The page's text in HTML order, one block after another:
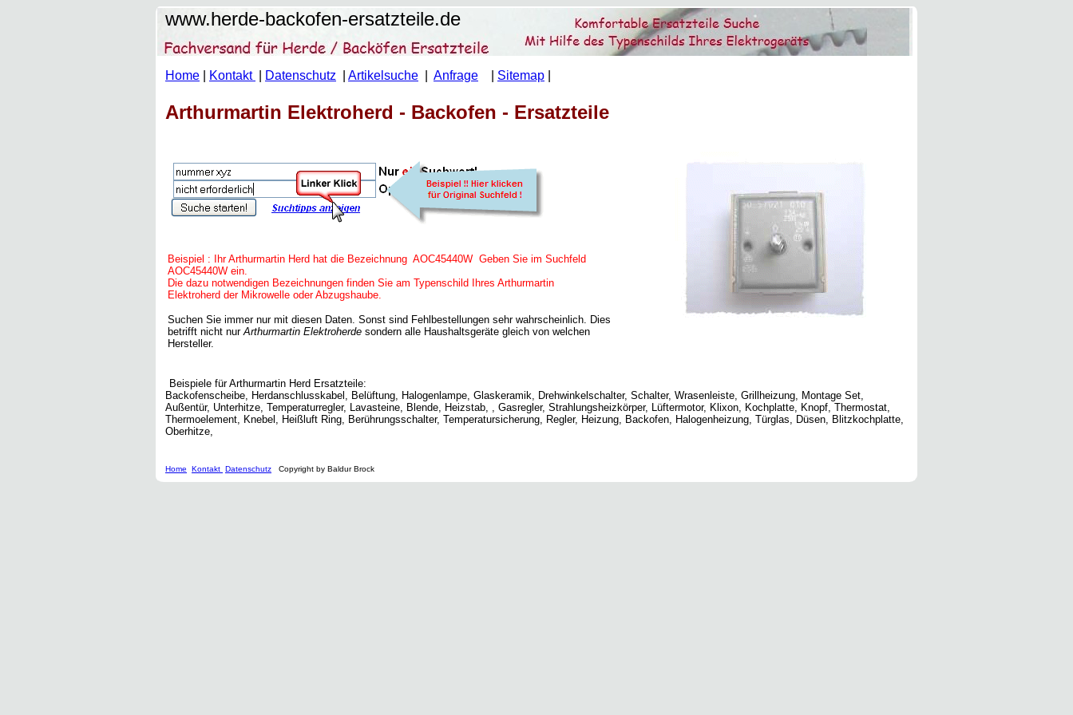
www.herde-backofen-ersatzteile.de
Home Kontakt Datenschutz Artikelsuche Anfrage Sitemap
Arthurmartin Elektroherd - Backofen - Ersatzteile
Beispiel : Ihr Arthurmartin Herd hat die Bezeichnung AOC45440W Geben Sie im Suchfeld
AOC45440W ein.
Die dazu notwendigen Bezeichnungen finden Sie am Typenschild Ihres Arthurmartin
Elektroherd der Mikrowelle oder Abzugshaube.
Suchen Sie immer nur mit diesen Daten. Sonst sind Fehlbestellungen sehr wahrscheinlich. Dies
betrifft nicht nurArthurmartin Elektroherde sondern alle Haushaltsgeräte gleich von welchen
Hersteller.
Beispiele für Arthurmartin Herd Ersatzteile:
Backofenscheibe, Herdanschlusskabel, Belüftung, Halogenlampe, Glaskeramik, Drehwinkelschalter, Schalter, Wrasenleiste, Grillheizung, Montage Set,
Außentür, Unterhitze, Temperaturregler, Lavasteine, Blende, Heizstab, , Gasregler, Strahlungsheizkörper, Lüftermotor, Klixon, Kochplatte, Knopf, Thermostat,
Thermoelement, Knebel, Heißluft Ring, Berührungsschalter, Temperatursicherung, Regler, Heizung, Backofen, Halogenheizung, Türglas, Düsen, Blitzkochplatte,
Oberhitze,
Home Kontakt Datenschutz Copyright by Baldur Brock